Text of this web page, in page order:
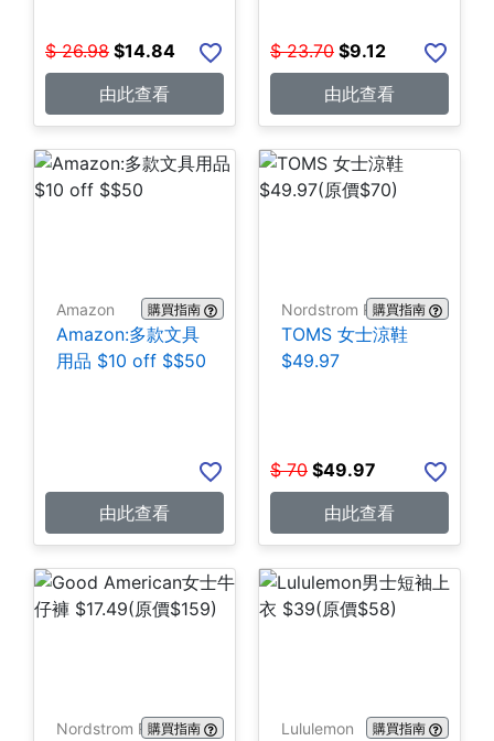
$ 26.98 $14.84
由此查看
$ 23.70 $9.12
由此查看
Amazon 購買指南
Amazon:多款文具
用品 $10 off $$50
由此查看
Nordstrom Rack購買指南
TOMS 女士涼鞋
$49.97
$ 70 $49.97
由此查看
Nordstrom Rack購買指南 Lululemon 購買指南